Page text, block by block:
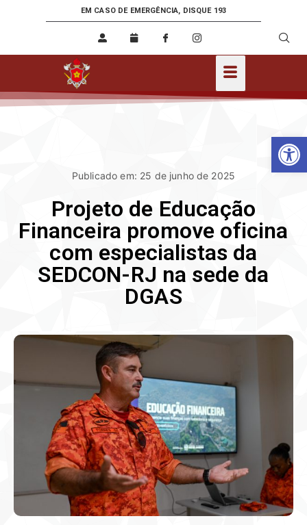
EM CASO DE EMERGÊNCIA, DISQUE 193
Publicado em: 25 de junho de 2025
Projeto de Educação
Financeira promove oficina
com especialistas da
SEDCON-RJ na sede da
DGAS